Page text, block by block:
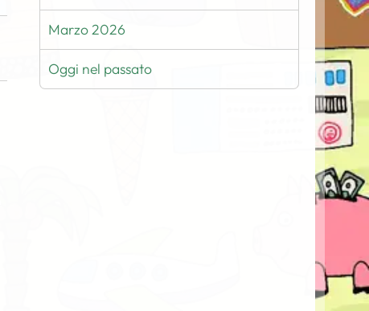
Marzo 2026
Oggi nel passato